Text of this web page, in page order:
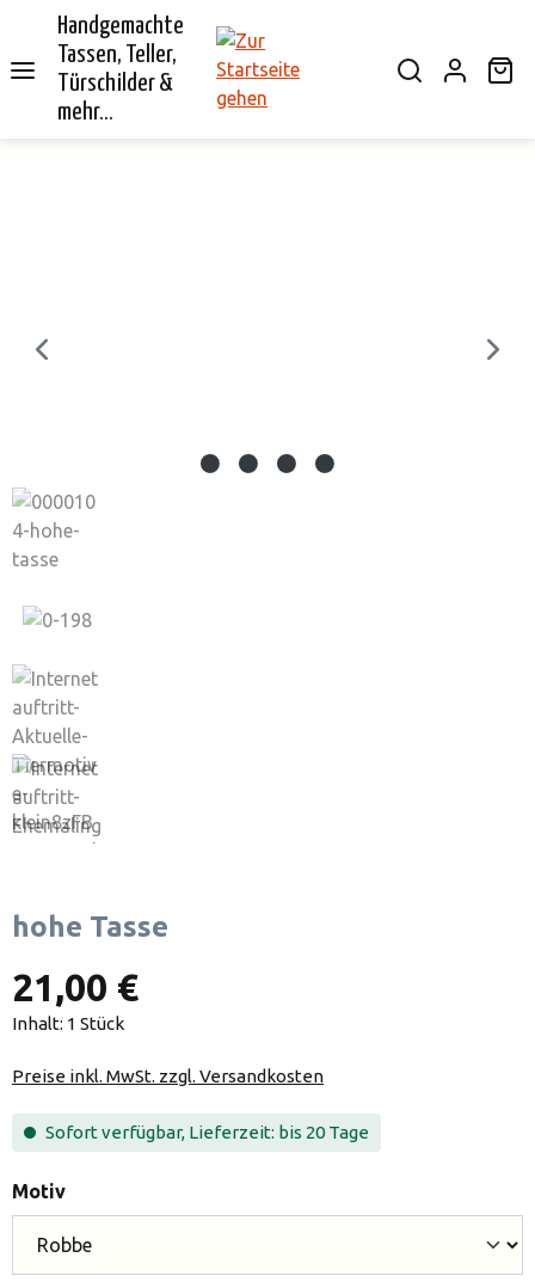
springen
Handgemachte
Tassen, Teller,
Türschilder &
mehr...
hohe Tasse
21,00 €
Inhalt: 1 Stück
Preise inkl. MwSt. zzgl. Versandkosten
Sofort verfügbar, Lieferzeit: bis 20 Tage
Motivauswählen